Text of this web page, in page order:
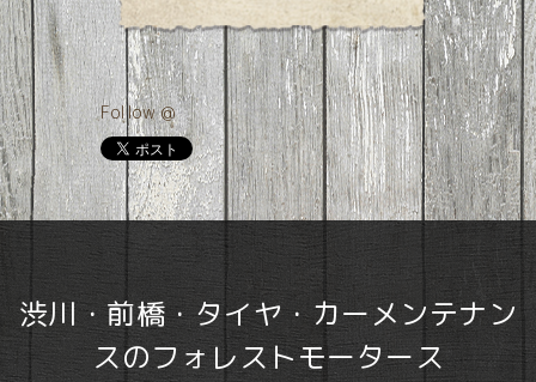
Follow @
渋川・前橋・タイヤ・カーメンテナン
スのフォレストモータース